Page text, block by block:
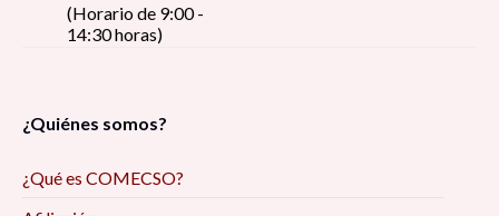
(Horario de 9:00 -
14:30 horas)
¿Quiénes somos?
¿Qué es COMECSO?